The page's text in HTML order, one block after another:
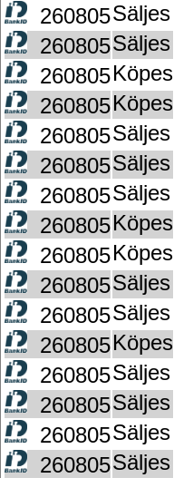
260805Säljes
260805Säljes
260805Köpes
260805Köpes
260805Säljes
260805Säljes
260805Säljes
260805Köpes
260805Köpes
260805Säljes
260805Säljes
260805Köpes
260805Säljes
260805Säljes
260805Säljes
260805Säljes